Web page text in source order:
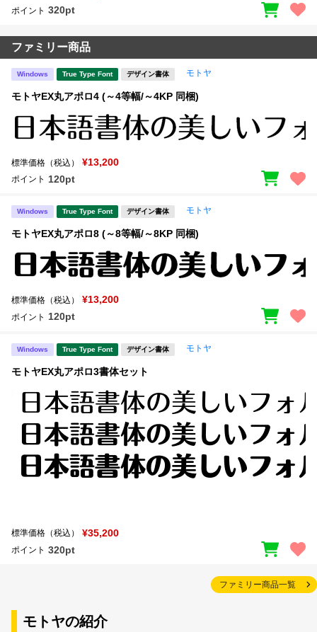
ポイント 320pt
ファミリー商品
Windows True Type Font デザイン書体 モトヤ
モトヤEX丸アポロ4 (～4等幅/～4KP 同梱)
標準価格（税込） ¥13,200
ポイント 120pt
Windows True Type Font デザイン書体 モトヤ
モトヤEX丸アポロ8 (～8等幅/～8KP 同梱)
標準価格（税込） ¥13,200
ポイント 120pt
Windows True Type Font デザイン書体 モトヤ
モトヤEX丸アポロ3書体セット
標準価格（税込） ¥35,200
ポイント 320pt
ファミリー商品一覧
モトヤの紹介